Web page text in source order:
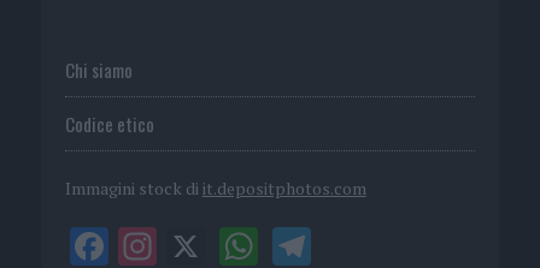
Chi siamo
Codice etico
Immagini stock di it.depositphotos.com